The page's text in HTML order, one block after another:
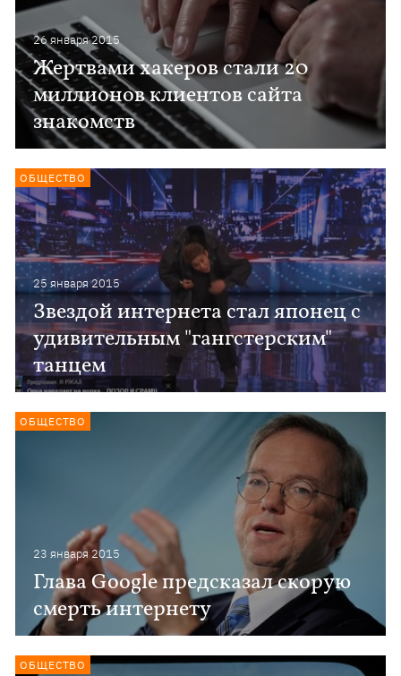
26 января 2015
Жертвами хакеров стали 20
миллионов клиентов сайта
знакомств
25 января 2015
Звездой интернета стал японец с
удивительным "гангстерским"
танцем
ОБЩЕСТВО
23 января 2015
Глава Google предсказал скорую
смерть интернету
ОБЩЕСТВО
ОБЩЕСТВО